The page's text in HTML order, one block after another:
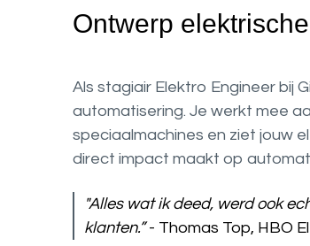
Ontwerp
Als stagiair Elektro Engineer bij
automatisering. Je werkt mee
speciaalmachines en ziet jouw
direct impact maakt op
"Alles wat ik deed, werd ook
klanten.”- Thomas Top, HBO